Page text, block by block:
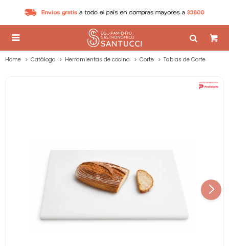

Home Catálogo Herramientas de cocina Corte Tablas de Corte